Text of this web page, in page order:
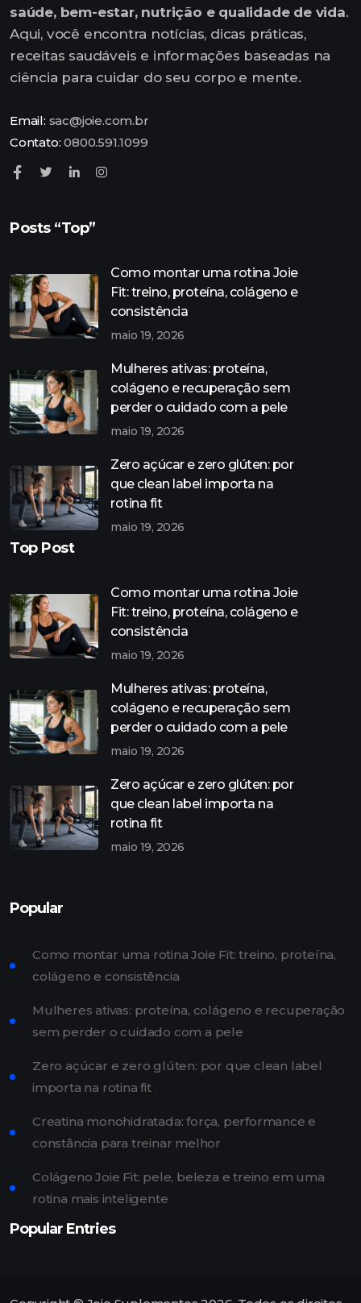
saúde, bem-estar, nutrição e qualidade de vida.
Aqui, você encontra notícias, dicas práticas,
receitas saudáveis e informações baseadas na
ciência para cuidar do seu corpo e mente.
Email: sac@joie.com.br
Contato:0800.591.1099
Posts “Top”
Como montar uma rotina Joie
Fit: treino, proteína, colágeno e
consistência
maio 19, 2026
Mulheres ativas: proteína,
colágeno e recuperação sem
perder o cuidado com a pele
maio 19, 2026
Zero açúcar e zero glúten: por
que clean label importa na
rotina fit
maio 19, 2026
Top Post
Como montar uma rotina Joie
Fit: treino, proteína, colágeno e
consistência
maio 19, 2026
Mulheres ativas: proteína,
colágeno e recuperação sem
perder o cuidado com a pele
maio 19, 2026
Zero açúcar e zero glúten: por
que clean label importa na
rotina fit
maio 19, 2026
Popular
Como montar uma rotina Joie Fit: treino, proteína,
colágeno e consistência
Mulheres ativas: proteína, colágeno e recuperação
sem perder o cuidado com a pele
Zero açúcar e zero glúten: por que clean label
importa na rotina fit
Creatina monohidratada: força, performance e
constância para treinar melhor
Colágeno Joie Fit: pele, beleza e treino em uma
rotina mais inteligente
Popular Entries